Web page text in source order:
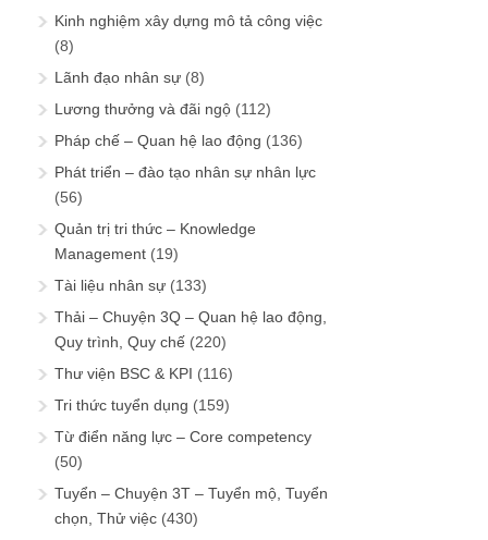
Kinh nghiệm xây dựng mô tả công việc
(8)
Lãnh đạo nhân sự (8)
Lương thưởng và đãi ngộ (112)
Pháp chế – Quan hệ lao động (136)
Phát triển – đào tạo nhân sự nhân lực
(56)
Quản trị tri thức – Knowledge
Management (19)
Tài liệu nhân sự (133)
Thải – Chuyện 3Q – Quan hệ lao động,
Quy trình, Quy chế (220)
Thư viện BSC & KPI (116)
Tri thức tuyển dụng (159)
Từ điển năng lực – Core competency
(50)
Tuyển – Chuyện 3T – Tuyển mộ, Tuyển
chọn, Thử việc (430)